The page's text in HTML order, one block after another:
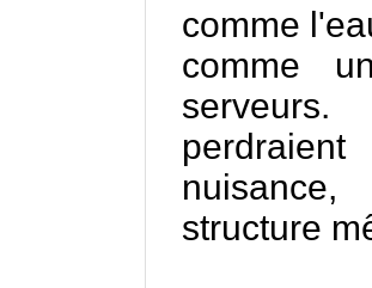
comme
comme
serveurs.
structure